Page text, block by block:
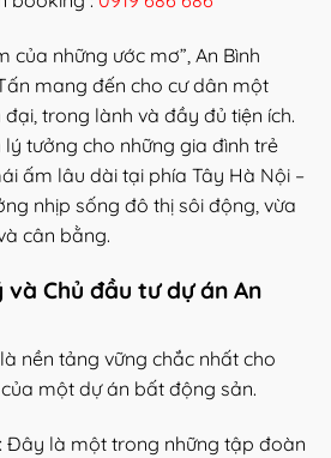
của những ước mơ”, An Bình
mang đến cho cư dân một
trong lành và đầy đủ tiện ích.
tưởng cho những gia đình trẻ
ấm lâu dài tại phía Tây Hà Nội –
nhịp sống đô thị sôi động, vừa
cân bằng.
Chủ đầu tư dự án An
nền tảng vững chắc nhất cho
một dự án bất động sản.
: Đây là một trong những tập đoàn